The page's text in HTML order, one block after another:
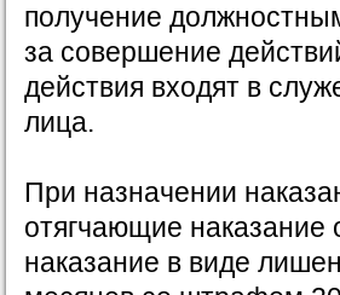
получение
за совершение
действия входят в
лица.
При назначении
отягчающие наказание
наказание в виде